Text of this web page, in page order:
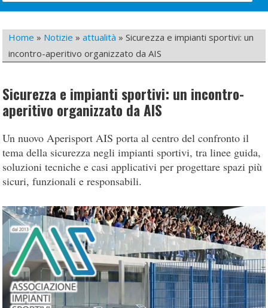
Home » Notizie »attualità »Sicurezza e impianti sportivi: un
incontro-aperitivo organizzato da AIS
Sicurezza e impianti sportivi: un incontro-
aperitivo organizzato da AIS
Un nuovo Aperisport AIS porta al centro del confronto il
tema della sicurezza negli impianti sportivi, tra linee guida,
soluzioni tecniche e casi applicativi per progettare spazi più
sicuri, funzionali e responsabili.